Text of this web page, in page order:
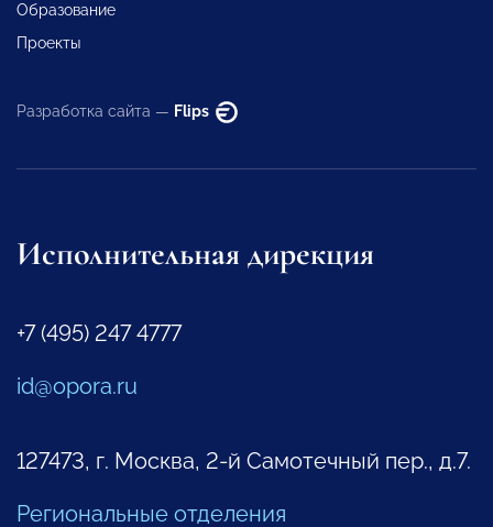
Образование
Проекты
Разработка сайта — Flips
Исполнительная дирекция
+7 (495) 247 4777
id@opora.ru
127473, г. Москва, 2-й Самотечный пер., д.7.
Региональные отделения